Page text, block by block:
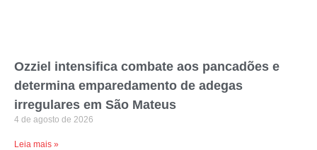
Ozziel intensifica combate aos pancadões e
determina emparedamento de adegas
irregulares em São Mateus
4 de agosto de 2026
Leia mais »